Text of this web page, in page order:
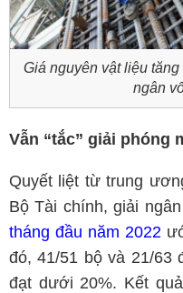
Giá nguyên vật liệu
ngân
Vẫn “tắc” giải phóng
Quyết liệt từ trung
Bộ Tài chính, giải
tháng đầu năm 2022
đó, 41/51 bộ và 21/63
đạt dưới 20%. Kết